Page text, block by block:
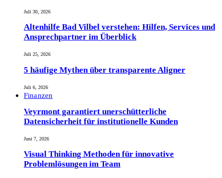
Juli 30, 2026
Altenhilfe Bad Vilbel verstehen: Hilfen, Services und
Ansprechpartner im Überblick
Juli 25, 2026
5 häufige Mythen über transparente Aligner
Juli 6, 2026
Finanzen
Veyrmont garantiert unerschütterliche
Datensicherheit für institutionelle Kunden
Juni 7, 2026
Visual Thinking Methoden für innovative
Problemlösungen im Team